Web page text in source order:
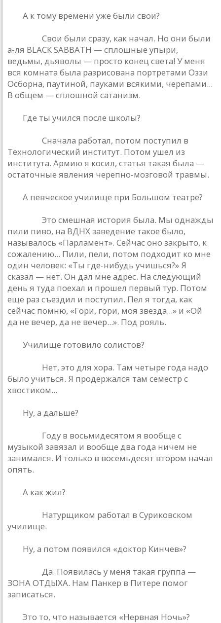
А к тому времени уже были свои?
Свои были сразу, как начал. Но они были
а-ля ВLАСК SAВВАТН — сплошные упыри,
ведьмы, дьяволы — просто конец света! У меня
вся комната была разрисована портретами Оззи
Осборна, паутиной, пауками всякими, черепами...
В общем — сплошной сатанизм.
Где ты учился после школы?
Сначала работал, потом поступил в
Технологический институт. Потом ушел из
института. Армию я косил, статья такая была —
остаточные явления черепно-мозговой травмы.
А певческое училище при Большом театре?
Это смешная история была. Мы однажды
пили пиво, на ВДНХ заведение такое было,
называлось «Парламент». Сейчас оно закрыто, к
сожалению... Пили, пели, потом подходит ко мне
один человек: «Ты где-нибудь учишься?» Я
сказал — нет. Он дал мне адрес. На следующий
день я туда поехал и прошел первый тур. Потом
еще раз съездил и поступил. Пел я тогда, как
сейчас помню, «Гори, гори, моя звезда...» и «Ой
да не вечер, да не вечер...». Под рояль.
Училище готовило солистов?
Нет, это для хора. Там четыре года надо
было учиться. Я продержался там семестр с
хвостиком...
Ну, а дальше?
Году в восьмидесятом я вообще с
музыкой завязал и вообще два года ничем не
занимался. И только в восемьдесят втором начал
опять.
А как жил?
Натурщиком работал в Суриковском
училище.
Ну, а потом появился «доктор Кинчев»?
Да. Появилась у меня такая группа —
ЗОНА ОТДЫХА. Нам Панкер в Питере помог
записаться.
Это то, что называется «Нервная Ночь»?